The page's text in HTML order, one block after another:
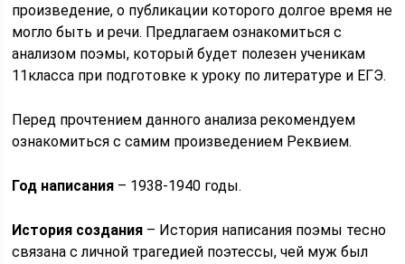
произведение, о публикации которого долгое время не
могло быть и речи. Предлагаем ознакомиться с
анализом поэмы, который будет полезен ученикам
11класса при подготовке к уроку по литературе и ЕГЭ.
Перед прочтением данного анализа рекомендуем
ознакомиться с самим произведением Реквием.
Год написания – 1938-1940 годы.
История создания – История написания поэмы тесно
связана с личной трагедией поэтессы, чей муж был